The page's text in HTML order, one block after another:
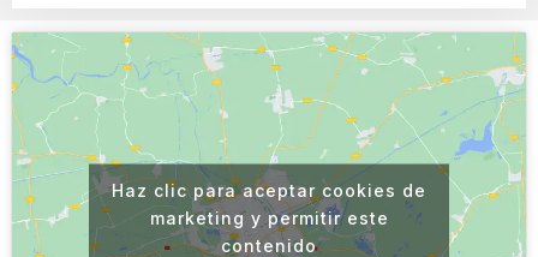
Haz clic para aceptar cookies de
marketing y permitir este
contenido